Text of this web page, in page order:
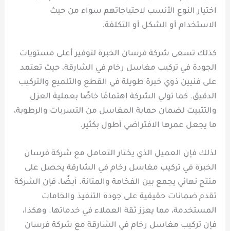
اختيار النوع الأنسب لاحتياجاتهم سواء من حيث
الاستخدام أو الشكل أو التكلفة.
كذلك تسعى شركة فرسان الخبرة لتوفير أعلى مستويات
الجودة في تركيب مغاسل رخام في الشارقة، حيث تعتمد
على فنيين ذوي خبرة طويلة في القطع والتلميع والتركيب
الدقيق. كما تولي الشركة اهتمامًا خاصًا بعملية العزل
والتثبيت لضمان حماية المغاسل من التسربات والرطوبة،
ما يجعل عمرها الافتراضي أطول بكثير.
لذلك فإن العميل الذي يختار التعامل مع شركة فرسان
الخبرة في تركيب مغاسل رخام في الشارقة يحصل على
منتج نهائي يجمع بين الفخامة والمتانة. أيضًا، فإن الشركة
تقدم ضمانات حقيقية على جودة التنفيذ والخامات
المستخدمة، مما يعزز ثقة العملاء في خدماتها. وهكذا،
فإن تركيب مغاسل رخام في الشارقة مع شركة فرسان